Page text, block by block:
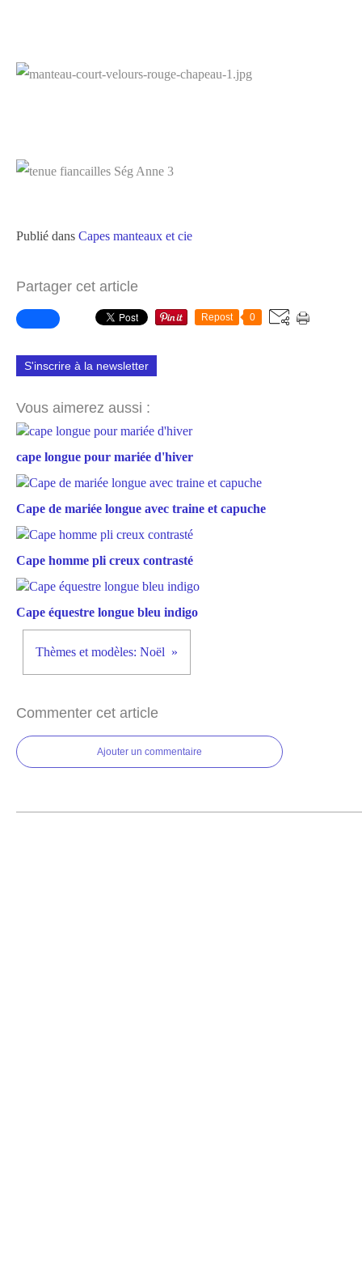
Publié dans Capes manteaux et cie
Partager cet article
Repost 0
S'inscrire à la newsletter
Vous aimerez aussi :
cape longue pour mariée d'hiver
Cape de mariée longue avec traine et capuche
Cape homme pli creux contrasté
Cape équestre longue bleu indigo
Thèmes et modèles: Noël
Commenter cet article
Ajouter un commentaire